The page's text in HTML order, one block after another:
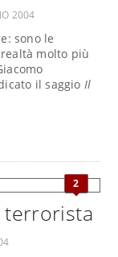
2004
sono le
molto più
il saggio Il
2
terrorista